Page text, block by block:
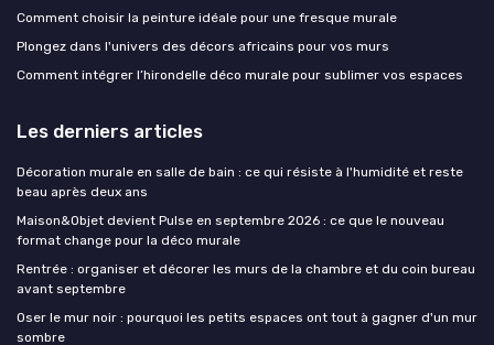
Comment choisir la peinture idéale pour une fresque murale
Plongez dans l'univers des décors africains pour vos murs
Comment intégrer l’hirondelle déco murale pour sublimer vos espaces
Les derniers articles
Décoration murale en salle de bain : ce qui résiste à l'humidité et reste
beau après deux ans
Maison&Objet devient Pulse en septembre 2026 : ce que le nouveau
format change pour la déco murale
Rentrée : organiser et décorer les murs de la chambre et du coin bureau
avant septembre
Oser le mur noir : pourquoi les petits espaces ont tout à gagner d'un mur
sombre